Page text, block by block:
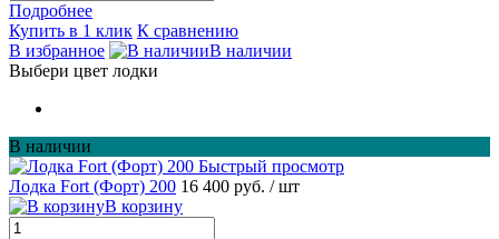
Подробнее
Купить в 1 клик К сравнению
В избранное
В наличии
Выбери цвет лодки
В наличии
Быстрый просмотр
Лодка Fort (Форт) 200 16 400 руб. / шт
В корзину